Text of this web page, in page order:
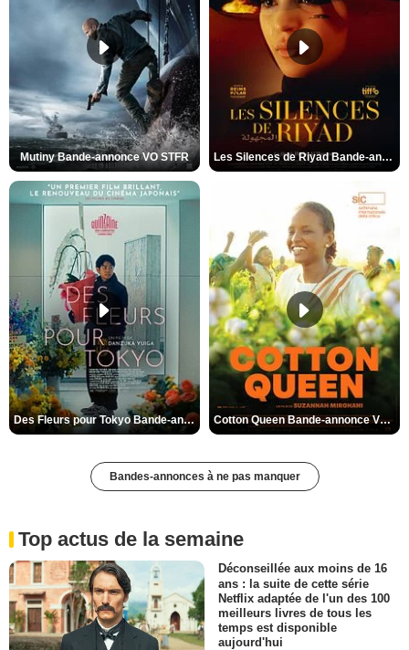
Mutiny Bande-annonce VO STFR Les Silences de Riyad Bande-annonce VO STFR
Des Fleurs pour Tokyo Bande-annonce VO STFR Cotton Queen Bande-annonce VO STFR
Bandes-annonces à ne pas manquer
Top actus de la semaine
Déconseillée aux moins de 16
ans : la suite de cette série
Netflix adaptée de l'un des 100
meilleurs livres de tous les
temps est disponible
aujourd'hui